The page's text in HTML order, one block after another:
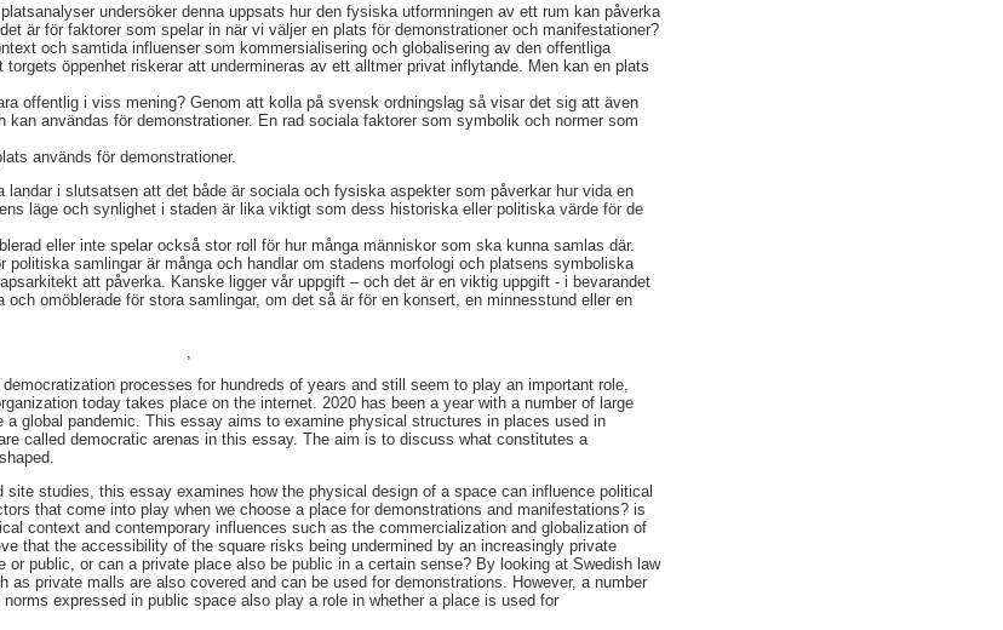
undersöker denna uppsats hur den fysiska utformningen av ett rum kan påverka
är för faktorer som spelar in när vi väljer en plats för demonstrationer och manifestationer?
och samtida influenser som kommersialisering och globalisering av den offentliga
öppenhet riskerar att undermineras av ett alltmer privat inflytande. Men kan en plats
offentlig i viss mening? Genom att kolla på svensk ordningslag så visar det sig att även
kan användas för demonstrationer. En rad sociala faktorer som symbolik och normer som
används för demonstrationer.
landar i slutsatsen att det både är sociala och fysiska aspekter som påverkar hur vida en
läge och synlighet i staden är lika viktigt som dess historiska eller politiska värde för de
eller inte spelar också stor roll för hur många människor som ska kunna samlas där.
politiska samlingar är många och handlar om stadens morfologi och platsens symboliska
att påverka. Kanske ligger vår uppgift – och det är en viktig uppgift - i bevarandet
omöblerade för stora samlingar, om det så är för en konsert, en minnesstund eller en
processes for hundreds of years and still seem to play an important role,
today takes place on the internet. 2020 has been a year with a number of large
a global pandemic. This essay aims to examine physical structures in places used in
called democratic arenas in this essay. The aim is to discuss what constitutes a
site studies, this essay examines how the physical design of a space can influence political
that come into play when we choose a place for demonstrations and manifestations? is
context and contemporary influences such as the commercialization and globalization of
that the accessibility of the square risks being undermined by an increasingly private
or public, or can a private place also be public in a certain sense? By looking at Swedish law
as private malls are also covered and can be used for demonstrations. However, a number
expressed in public space also play a role in whether a place is used for